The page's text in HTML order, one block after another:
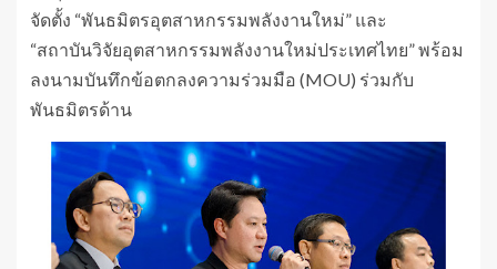
จัดตั้ง “พันธมิตรอุตสาหกรรมพลังงานใหม่” และ
“สถาบันวิจัยอุตสาหกรรมพลังงานใหม่ประเทศไทย” พร้อม
ลงนามบันทึกข้อตกลงความร่วมมือ (MOU) ร่วมกับ
พันธมิตรด้าน